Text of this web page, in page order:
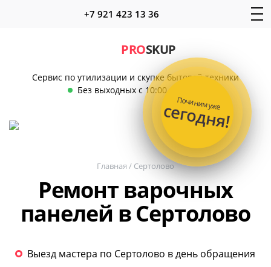
PROSKUP
Сервис по утилизации и скупке бытовой техники
Без выходных с 10:00 до 22:00
+7 921 423 13 36
Починим уже
сегодня!
Главная / Сертолово
Ремонт варочных
панелей в Сертолово
Выезд мастера по Сертолово в день обращения